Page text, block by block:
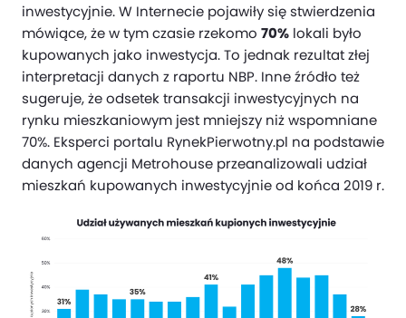
inwestycyjnie. W Internecie pojawiły się stwierdzenia
mówiące, że w tym czasie rzekomo 70% lokali było
kupowanych jako inwestycja. To jednak rezultat złej
interpretacji danych z raportu NBP. Inne źródło też
sugeruje, że odsetek transakcji inwestycyjnych na
rynku mieszkaniowym jest mniejszy niż wspomniane
70%. Eksperci portalu RynekPierwotny.pl na podstawie
danych agencji Metrohouse przeanalizowali udział
mieszkań kupowanych inwestycyjnie od końca 2019 r.